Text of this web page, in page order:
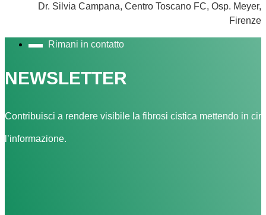
Dr. Silvia Campana, Centro Toscano FC, Osp. Meyer,
Firenze
Rimani in contatto
NEWSLETTER
Contribuisci a rendere visibile la fibrosi cistica mettendo in
l’informazione.